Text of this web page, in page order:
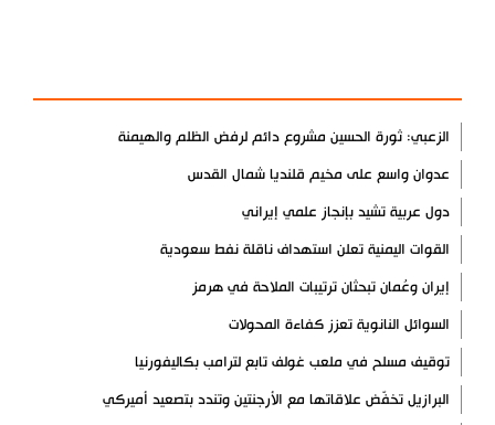
الزعبي: ثورة الحسين مشروع دائم لرفض الظلم والهيمنة
عدوان واسع على مخيم قلنديا شمال القدس
دول عربية تشيد بإنجاز علمي إيراني
القوات اليمنية تعلن استهداف ناقلة نفط سعودية
إيران وعُمان تبحثان ترتيبات الملاحة في هرمز
السوائل النانوية تعزز كفاءة المحولات
توقيف مسلح في ملعب غولف تابع لترامب بكاليفورنيا
البرازيل تخفّض علاقاتها مع الأرجنتين وتندد بتصعيد أميركي